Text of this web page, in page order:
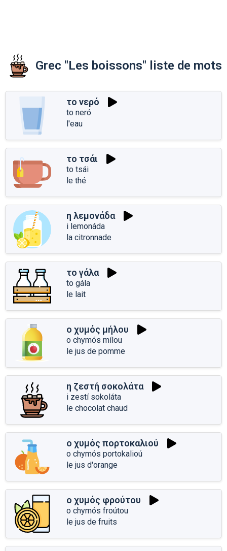
Grec "Les boissons" liste de mots
το νερό
to neró
l'eau
το τσάι
to tsái
le thé
η λεμονάδα
i lemonáda
la citronnade
το γάλα
to gála
le lait
ο χυμός μήλου
o chymós mílou
le jus de pomme
η ζεστή σοκολάτα
i zestí sokoláta
le chocolat chaud
ο χυμός πορτοκαλιού
o chymós portokalioú
le jus d'orange
ο χυμός φρούτου
o chymós froútou
le jus de fruits